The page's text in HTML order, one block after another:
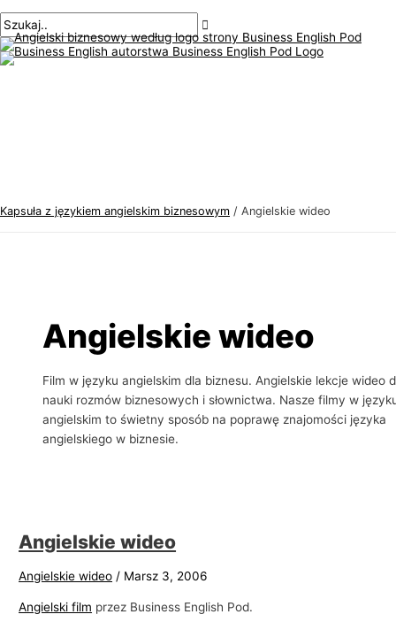
do
treści
główne
Kapsuła z językiem angielskim biznesowym / Angielskie wideo
Angielskie wideo
Film w języku angielskim dla biznesu. Angielskie lekcje wideo
nauki rozmów biznesowych i słownictwa. Nasze filmy w
angielskim to świetny sposób na poprawę znajomości języka
angielskiego w biznesie.
Angielskie wideo
Angielskie wideo / Marsz 3, 2006
Angielski film przez Business English Pod.
postów
T
e
m
g
o
S
z
u